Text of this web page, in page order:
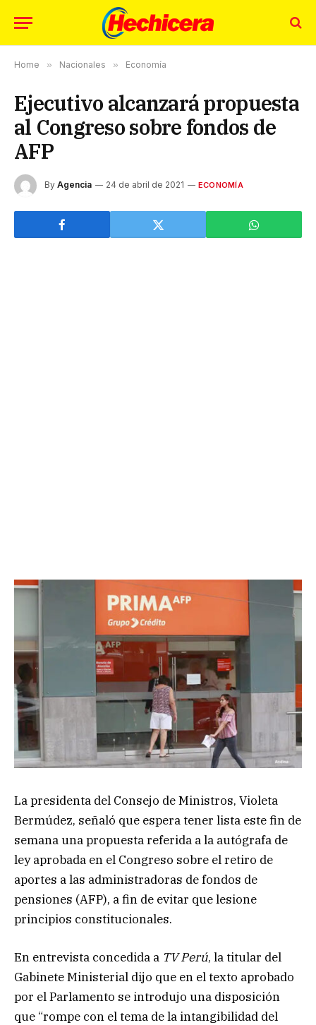
Home » Nacionales » Economía
Ejecutivo alcanzará propuesta
al Congreso sobre fondos de
AFP
By Agencia 24 de abril de 2021 ECONOMÍA
La presidenta del Consejo de Ministros, Violeta
Bermúdez, señaló que espera tener lista este fin de
semana una propuesta referida a la autógrafa de
ley aprobada en el Congreso sobre el retiro de
aportes a las administradoras de fondos de
pensiones (AFP), a fin de evitar que lesione
principios constitucionales.
En entrevista concedida a TV Perú, la titular del
Gabinete Ministerial dijo que en el texto aprobado
por el Parlamento se introdujo una disposición
que “rompe con el tema de la intangibilidad del